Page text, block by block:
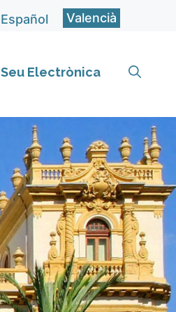
Español Valencià
Seu Electrònica